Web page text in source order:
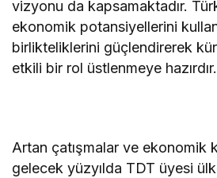
vizyonu da kapsamaktadır.
ekonomik potansiyellerini
birlikteliklerini güçlendirerek
etkili bir rol üstlenmeye hazırdır.
Artan çatışmalar ve ekonomik
gelecek yüzyılda TDT üyesi